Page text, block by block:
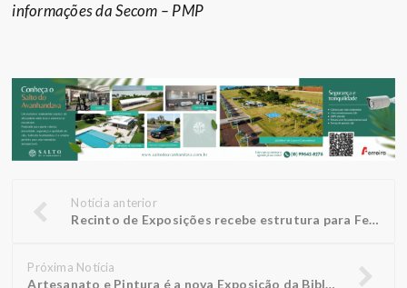
informações da Secom – PMP
Notícia anterior
Recinto de Exposições recebe estrutura para Festa Junina Popular
Próxima Notícia
Artesanato e Pintura é a nova Exposição da Biblioteca FUNEPE